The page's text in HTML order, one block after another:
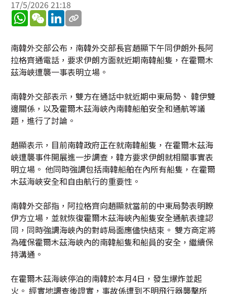
17/5/2026 21:18
WhatsApp
WeChatLinkedIn
南韓外交部公布，南韓外交部長官趙顯下午同伊朗外長阿
拉格齊通電話，要求伊朗方面就近期南韓船隻，在霍爾木
茲海峽遭襲一事表明立場。
南韓外交部表示，雙方在通話中就近期中東局勢、 韓伊雙
邊關係，以及霍爾木茲海峽內南韓船舶安全和通航等議
題，進行了討論。
趙顯表示，目前南韓政府正在就南韓船隻，在霍爾木茲海
峽遭襲事件開展進一步調查，韓方要求伊朗就相關事實表
明立場。 他同時強調包括南韓船舶在內所有船隻，在霍爾
木茲海峽安全和自由航行的重要性。
南韓外交部指，阿拉格齊向趙顯就當前的中東局勢表明瞭
伊方立場，並就恢復霍爾木茲海峽內船隻安全通航表達認
同，同時強調海峽內的對峙局面應儘快結束。 雙方商定將
為確保霍爾木茲海峽內的南韓船隻和船員的安全，繼續保
持溝通。
在霍爾木茲海峽停泊的南韓於本月4日，發生爆炸並起
火。 經實地調查後證實，事故係遭到不明飛行器襲擊所